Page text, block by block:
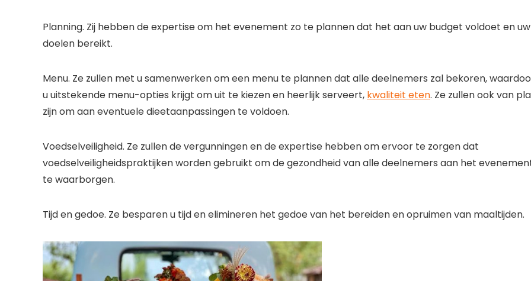
Planning. Zij hebben de expertise om het evenement zo te plannen dat het aan uw budget voldoet en uw
doelen bereikt.
Menu. Ze zullen met u samenwerken om een ​​menu te plannen dat alle deelnemers zal bekoren,
u uitstekende menu-opties krijgt om uit te kiezen en heerlijk serveert, kwaliteit eten. Ze zullen ook van
zijn om aan eventuele dieetaanpassingen te voldoen.
Voedselveiligheid. Ze zullen de vergunningen en de expertise hebben om ervoor te zorgen dat
voedselveiligheidspraktijken worden gebruikt om de gezondheid van alle deelnemers aan het
te waarborgen.
Tijd en gedoe. Ze besparen u tijd en elimineren het gedoe van het bereiden en opruimen van maaltijden.